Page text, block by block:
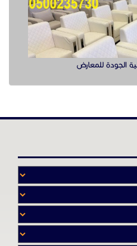
الجودة للمعارض